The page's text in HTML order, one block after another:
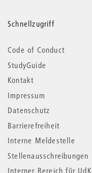
Schnellzugriff
Code of Conduct
StudyGuide
Kontakt
Impressum
Datenschutz
Barrierefreiheit
Interne Meldestelle
Stellenausschreibungen
Interner Bereich für